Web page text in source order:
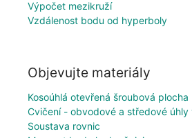
Výpočet mezikruží
Vzdálenost bodu od hyperboly
Objevujte materiály
Kosoúhlá otevřená šroubová plocha
Cvičení - obvodové a středové úhly
Soustava rovnic